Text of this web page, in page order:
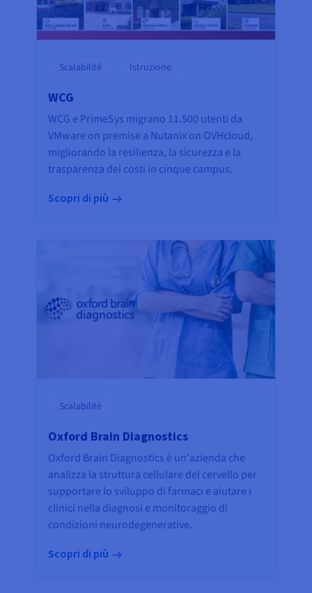
Scalabilité Istruzione
WCG
WCG e PrimeSys migrano 11.500 utenti da
VMware on premise a Nutanix on OVHcloud,
migliorando la resilienza, la sicurezza e la
trasparenza dei costi in cinque campus.
Scopri di più
Scalabilité
Oxford Brain Diagnostics
Oxford Brain Diagnostics è un'azienda che
analizza la struttura cellulare del cervello per
supportare lo sviluppo di farmaci e aiutare i
clinici nella diagnosi e monitoraggio di
condizioni neurodegenerative.
Scopri di più